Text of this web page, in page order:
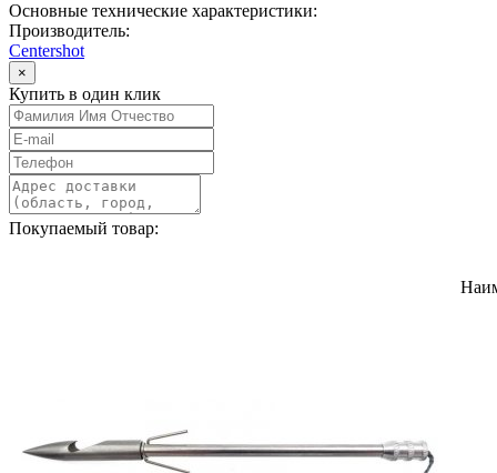
Основные технические характеристики:
Производитель:
Centershot
×
Купить в один клик
Покупаемый товар: